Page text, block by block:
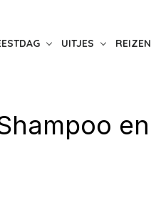
UITJES REIZEN
en